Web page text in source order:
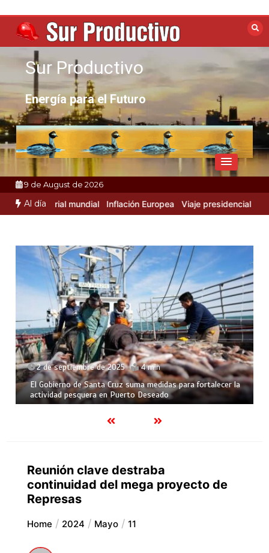
content
Sur Productivo
Energía para el Futuro
9 de August de 2026
Al día
Industrial mundial Inflación Europea Viaje presidencial a Rusia
2 de septiembre de 2025 4 min
El Gobierno de Santa Cruz suma medidas para fortalecer la
actividad pesquera en Puerto Deseado
Reunión clave destraba
continuidad del mega proyecto de
Represas
Home 2024 Mayo 11